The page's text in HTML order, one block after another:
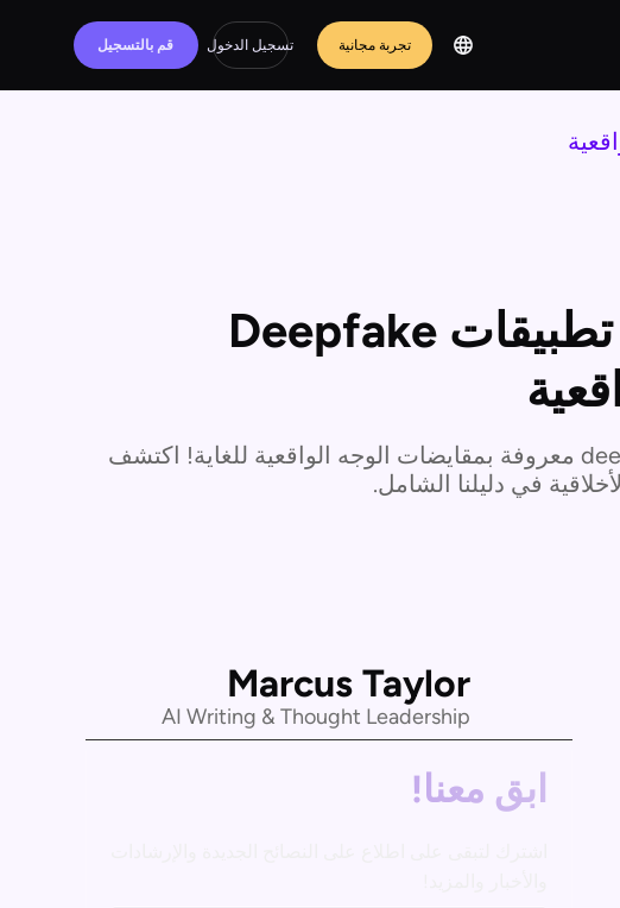
تجربة مجانية تسجيل الدخول قم بالتسجيل
أفضل 12 تطبيقًا من تطبيقات Deepfake
استكشف أفضل خمسة تطبيقات deepfake معروفة بمقايضات الوجه الواقعية للغاية! اكتشف
في دليلنا الشامل.
Marcus Taylor
AI Writing & Thought Leadership
ابق معنا!